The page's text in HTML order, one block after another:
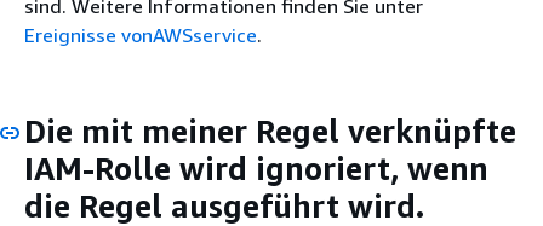
sind. Weitere Informationen finden Sie unter
Ereignisse vonAWSservice.
Die mit meiner Regel verknüpfte
IAM-Rolle wird ignoriert, wenn
die Regel ausgeführt wird.